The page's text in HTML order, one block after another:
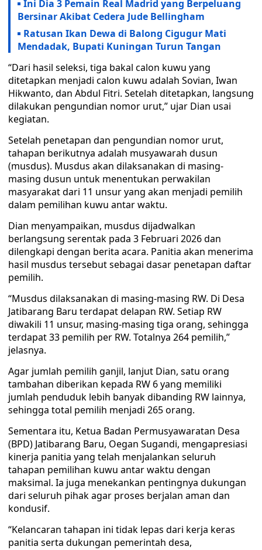
Ini Dia 3 Pemain Real Madrid yang Berpeluang
Bersinar Akibat Cedera Jude Bellingham
Ratusan Ikan Dewa di Balong Cigugur Mati
Mendadak, Bupati Kuningan Turun Tangan
“Dari hasil seleksi, tiga bakal calon kuwu yang
ditetapkan menjadi calon kuwu adalah Sovian, Iwan
Hikwanto, dan Abdul Fitri. Setelah ditetapkan, langsung
dilakukan pengundian nomor urut,” ujar Dian usai
kegiatan.
Setelah penetapan dan pengundian nomor urut,
tahapan berikutnya adalah musyawarah dusun
(musdus). Musdus akan dilaksanakan di masing-
masing dusun untuk menentukan perwakilan
masyarakat dari 11 unsur yang akan menjadi pemilih
dalam pemilihan kuwu antar waktu.
Dian menyampaikan, musdus dijadwalkan
berlangsung serentak pada 3 Februari 2026 dan
dilengkapi dengan berita acara. Panitia akan menerima
hasil musdus tersebut sebagai dasar penetapan daftar
pemilih.
“Musdus dilaksanakan di masing-masing RW. Di Desa
Jatibarang Baru terdapat delapan RW. Setiap RW
diwakili 11 unsur, masing-masing tiga orang, sehingga
terdapat 33 pemilih per RW. Totalnya 264 pemilih,”
jelasnya.
Agar jumlah pemilih ganjil, lanjut Dian, satu orang
tambahan diberikan kepada RW 6 yang memiliki
jumlah penduduk lebih banyak dibanding RW lainnya,
sehingga total pemilih menjadi 265 orang.
Sementara itu, Ketua Badan Permusyawaratan Desa
(BPD) Jatibarang Baru, Oegan Sugandi, mengapresiasi
kinerja panitia yang telah menjalankan seluruh
tahapan pemilihan kuwu antar waktu dengan
maksimal. Ia juga menekankan pentingnya dukungan
dari seluruh pihak agar proses berjalan aman dan
kondusif.
“Kelancaran tahapan ini tidak lepas dari kerja keras
panitia serta dukungan pemerintah desa,